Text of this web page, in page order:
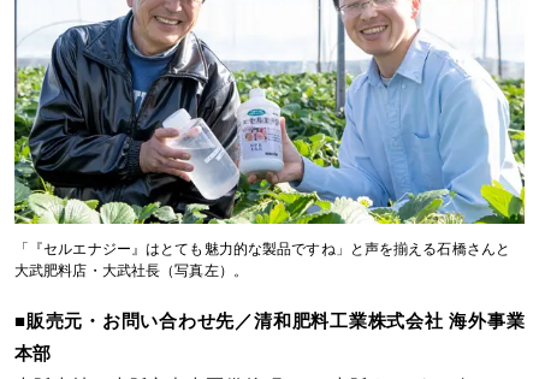
「『セルエナジー』はとても魅力的な製品ですね」と声を揃える石橋さんと
大武肥料店・大武社長（写真左）。
■販売元・お問い合わせ先／清和肥料工業株式会社 海外事業
本部